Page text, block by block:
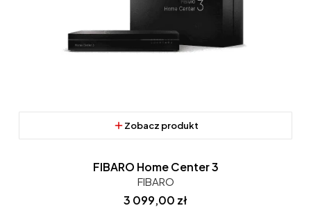
Zobacz produkt
FIBARO Home Center 3
FIBARO
Cena
3 099,00 zł